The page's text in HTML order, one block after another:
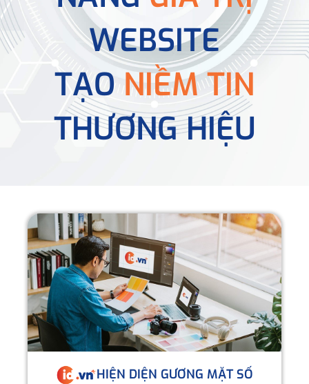
WEBSITE
TẠONIỀM TIN
THƯƠNG HIỆU
HIỆN DIỆN GƯƠNG MẶT SỐ